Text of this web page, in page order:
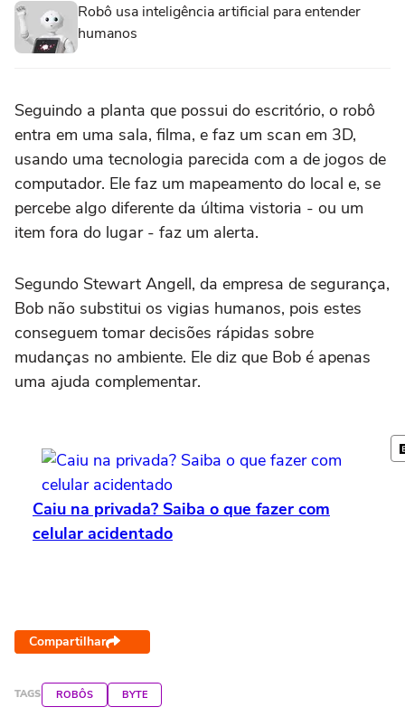
Robô usa inteligência artificial para entender
humanos
Seguindo a planta que possui do escritório, o robô
entra em uma sala, filma, e faz um scan em 3D,
usando uma tecnologia parecida com a de jogos de
computador. Ele faz um mapeamento do local e, se
percebe algo diferente da última vistoria - ou um
item fora do lugar - faz um alerta.
Segundo Stewart Angell, da empresa de segurança,
Bob não substitui os vigias humanos, pois estes
conseguem tomar decisões rápidas sobre
mudanças no ambiente. Ele diz que Bob é apenas
uma ajuda complementar.
Caiu na privada? Saiba o que fazer com
celular acidentado
Compartilhar
TAGS ROBÔS BYTE